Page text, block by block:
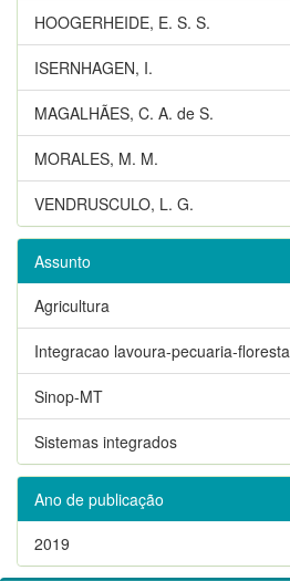
HOOGERHEIDE, E. S. S.
ISERNHAGEN, I.
MAGALHÃES, C. A. de S.
MORALES, M. M.
VENDRUSCULO, L. G.
Assunto
Agricultura
Integracao lavoura-pecuaria-floresta
Sinop-MT
Sistemas integrados
Ano de publicação
2019